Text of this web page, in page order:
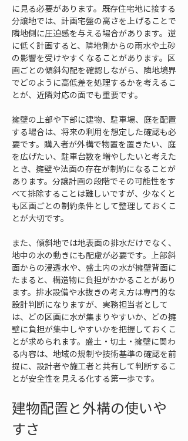
に見る必要があります。既存住宅地に接する
分譲地では、計画宅盤の高さを上げることで
隣地側に圧迫感を与える場合があります。逆
に低く計画すると、隣地側からの雨水や土砂
の影響を受けやすくなることがあります。区
画ごとの傾斜勾配を確認しながら、隣地境界
でどのように高低差を処理するかを考えるこ
とが、近隣対応の面でも重要です。
擁壁の上部や下部に建物、駐車場、庭を配置
する場合は、将来の利用を想定した確認も必
要です。購入者が外構で物置を置きたい、庭
を広げたい、駐車台数を増やしたいと考えた
とき、擁壁や法面の存在が制約になることが
あります。分譲計画の段階でその可能性をす
べて排除することは難しいですが、少なくと
も区画ごとの制約条件として整理しておくこ
とが大切です。
また、傾斜地では地表面の排水だけでなく、
地中の水の動きにも配慮が必要です。上部斜
面からの浸透水や、盛土内の水が擁壁背面に
たまると、構造物に負担がかかることがあり
ます。排水設備や水抜きの考え方は専門的な
設計判断になりますが、実務担当者として
は、どの区画に水が集まりやすいか、どの擁
壁に負担が集中しやすいかを把握しておくこ
とが求められます。盛土・切土・擁壁に関わ
る内容は、地域の規制や技術基準の確認を前
提に、設計者や施工者と共有して判断するこ
とが安全性を見える化する第一歩です。
建物配置と外構の使いや
すさ